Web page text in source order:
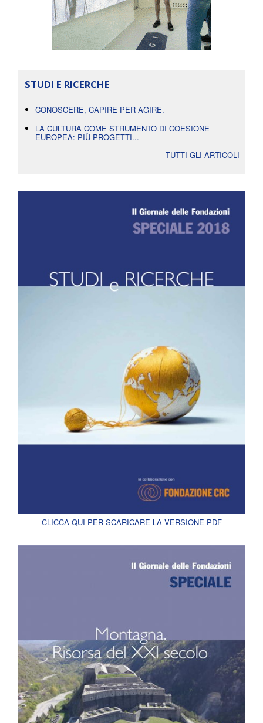
STUDI E RICERCHE
CONOSCERE, CAPIRE PER AGIRE.
LA CULTURA COME STRUMENTO DI COESIONE
EUROPEA: PIÙ PROGETTI...
TUTTI GLI ARTICOLI
CLICCA QUI PER SCARICARE LA VERSIONE PDF